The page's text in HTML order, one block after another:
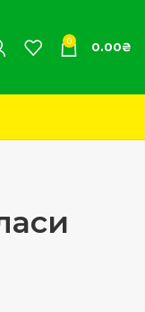
0 0.00₴